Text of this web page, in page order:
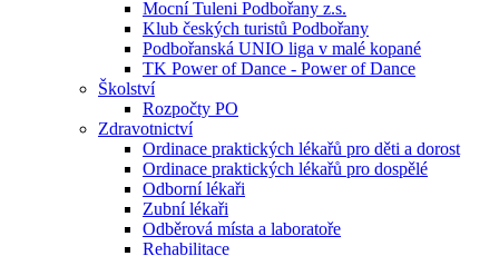
Mocní Tuleni Podbořany z.s.
Klub českých turistů Podbořany
Podbořanská UNIO liga v malé kopané
TK Power of Dance - Power of Dance
Školství
Rozpočty PO
Zdravotnictví
Ordinace praktických lékařů pro děti a dorost
Ordinace praktických lékařů pro dospělé
Odborní lékaři
Zubní lékaři
Odběrová místa a laboratoře
Rehabilitace